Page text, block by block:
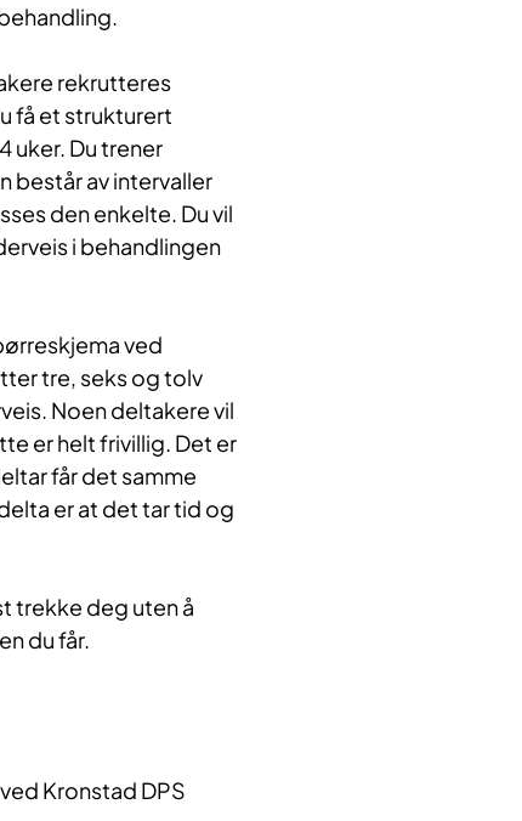
rekrutteres
få et strukturert
uker. Du trener
består av intervaller
den enkelte. Du vil
i behandlingen
ved
tre, seks og tolv
Noen deltakere vil
er helt frivillig. Det er
får det samme
er at det tar tid og
trekke deg uten å
du får.
Kronstad DPS